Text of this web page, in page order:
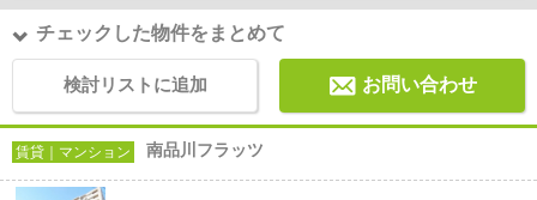
チェックした物件をまとめて
検討リストに追加 お問い合わせ
賃貸｜マンション 南品川フラッツ